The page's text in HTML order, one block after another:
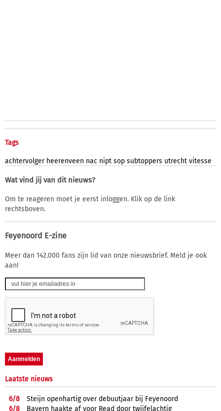
Tags
achtervolger heerenveen nac nipt sop subtoppers utrecht vitesse
Wat vind jij van dit nieuws?
Om te reageren moet je eerst inloggen. Klik op de link
rechtsboven.
Feyenoord E-zine
Meer dan 142.000 fans zijn lid van onze nieuwsbrief. Meld je ook
aan!
Laatste nieuws
6/8
Steijn openhartig over debuutjaar bij Feyenoord
6/8
Bayern haakte af voor Read door twijfelachtig